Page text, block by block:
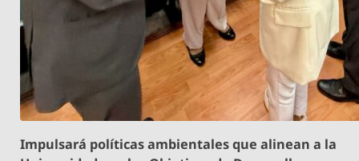
Impulsará políticas ambientales que alinean a la